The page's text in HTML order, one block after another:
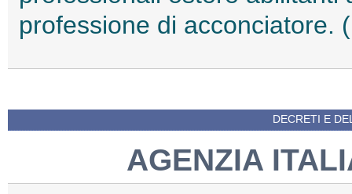
professione di acconciatore.
DECRETI E
AGENZIA